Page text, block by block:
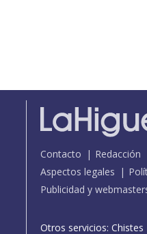
Contacto Redacción
Aspectos legales
Publicidad y
Otros servicios: Chistes